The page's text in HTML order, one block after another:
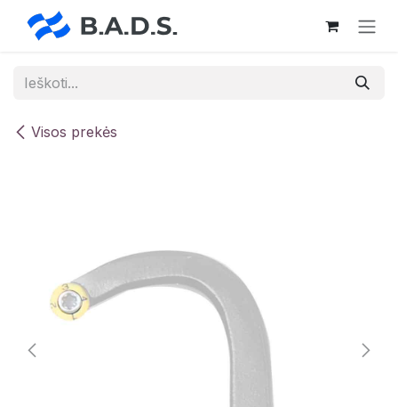
Skip to Content
Visos prekės